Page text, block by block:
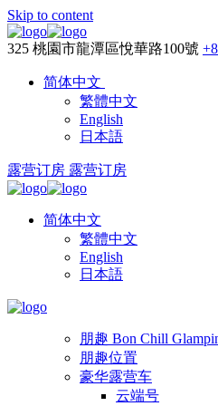
Skip to content
325 桃園市龍潭區悅華路100號
简体中文
繁體中文
English
日本語
露营订房 露营订房
简体中文
繁體中文
English
日本語
朋趣 Bon Chill
朋趣位置
豪华露营车
云端号